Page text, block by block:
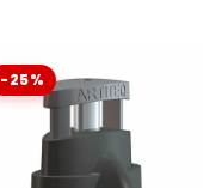
-25%